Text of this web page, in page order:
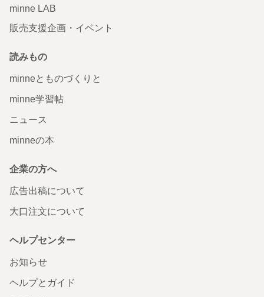
minne LAB
販売支援企画・イベント
読みもの
minneとものづくりと
minne学習帖
ニュース
minneの本
企業の方へ
広告出稿について
大口注文について
ヘルプセンター
お知らせ
ヘルプとガイド